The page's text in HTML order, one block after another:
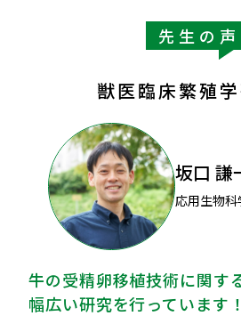
先生の声
獣医臨床繁殖
坂口 謙
応用生物
牛の受精卵移植技術に関す
幅広い研究を行っています！